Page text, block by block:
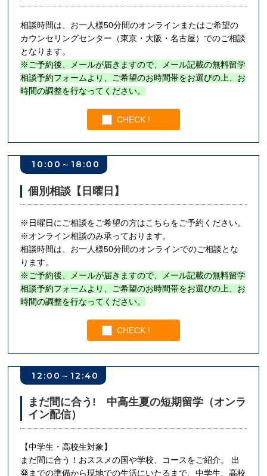
相談時間は、お一人様50分間のオンラインまたはご希望の
カウンセリングセンター（東京・大阪・名古屋）でのご相談
となります。
※ご予約後、メールが届きますので、メール記載の無料留学
相談予約フォームより、ご希望のお時間帯をお選びの上、お
時間の調整を行なってください。
CHECK !
10:00～18:00
個別相談【日曜日】
※日曜日にご相談をご希望の方はこちらをご予約ください。
※オンライン相談のみ承っております。
相談時間は、お一人様50分間のオンラインでのご相談とな
ります。
※ご予約後、メールが届きますので、メール記載の無料留学
相談予約フォームより、ご希望のお時間帯をお選びの上、お
時間の調整を行なってください。
CHECK !
12:00～12:40
まだ間に合う! 中高生夏の短期留学（オンラ
イン配信）
【中学生・高校生対象】
まだ間に合う！おススメの国や学校、コースをご紹介。 出
発までの準備から現地での生活にいたるまで、中学生、高校